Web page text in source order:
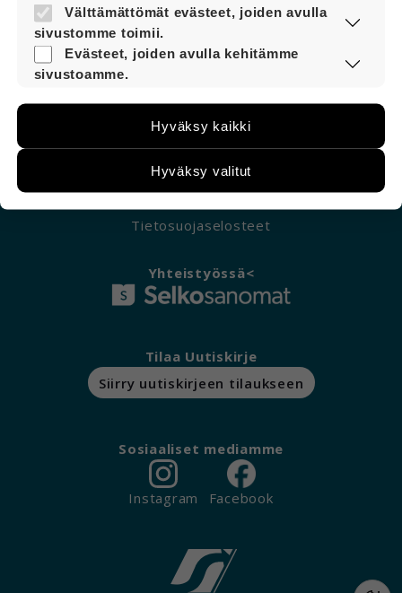
Siirry Vernerin yleispuolelle
Saavutettavuusseloste
Tietosuojaselosteet
Yhteistyössä<
Tilaa Uutiskirje
Siirry uutiskirjeen tilaukseen
Sosiaaliset mediamme
Instagram Facebook
Välttämättömät evästeet, joiden avulla
sivustomme toimii.
Nämä evästeet ovat aina käytössä, jotta
sivustoamme voi käyttää sujuvasti ja
Evästeet, joiden avulla kehitämme
sivustoamme.
voimme kehittää sivustoamme vastaamaan
paremmin käyttäjien tarpeita. Tietoa kerätään
esimerkiksi kävijämääristä ja siitä, mitä sivuja
kuitenkaan kerää henkilötietoja kuten nimiä,
eikä tietoja voi yhdistää yksittäiseen käyttäjään.
Hyväksy kaikki
Hyväksy valitut